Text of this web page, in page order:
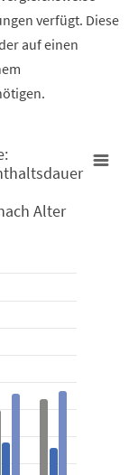
verfügt. Diese
auf einen
Alter